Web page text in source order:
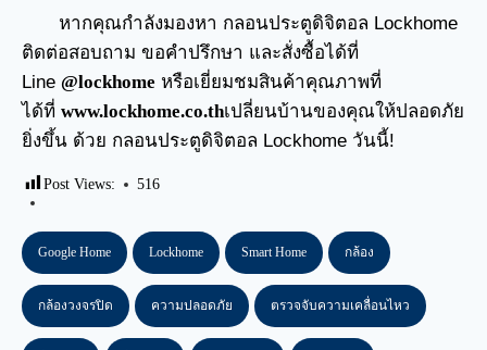
หากคุณกำลังมองหา กลอนประตูดิจิตอล Lockhome
ติดต่อสอบถาม ขอคำปรึกษา และสั่งซื้อได้ที่
Line @lockhome หรือเยี่ยมชมสินค้าคุณภาพที่
ได้ที่ www.lockhome.co.thเปลี่ยนบ้านของคุณให้ปลอดภัย
ยิ่งขึ้น ด้วย กลอนประตูดิจิตอล Lockhome วันนี้!
Post Views: 516
Google Home Lockhome Smart Home กล้อง
กล้องวงจรปิด ความปลอดภัย ตรวจจับความเคลื่อนไหว